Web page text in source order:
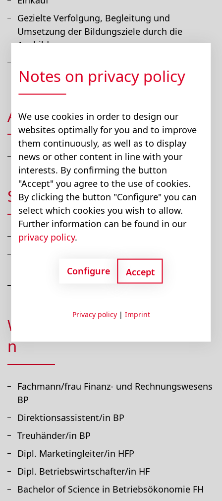
Gezielte Verfolgung, Begleitung und
Umsetzung der Bildungsziele durch die
Ausbildner
Lehrabschlussprüfung (LAP)
Ausbildungsdauer
Lehrzeit 3 Jahre
Schule
Berufsschule in Zug
berufsbegleitend möglich
Weiterbildungsmöglichkeite
n
Fachmann/frau Finanz- und Rechnungswesens
BP
Direktionsassistent/in BP
Treuhänder/in BP
Dipl. Marketingleiter/in HFP
Dipl. Betriebswirtschafter/in HF
Bachelor of Science in Betriebsökonomie FH
Notes on privacy policy
We use cookies in order to design our
websites optimally for you and to improve
them continuously, as well as to display
news or other content in line with your
interests. By confirming the button
"Accept" you agree to the use of cookies.
By clicking the button "Configure" you can
select which cookies you wish to allow.
Further information can be found in our
privacy policy.
Configure Accept
Privacy policy| Imprint